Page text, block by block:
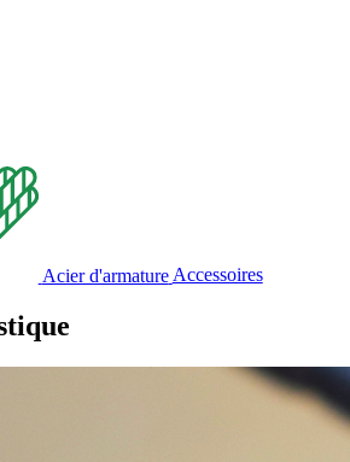
Acier d'armatureAccessoires